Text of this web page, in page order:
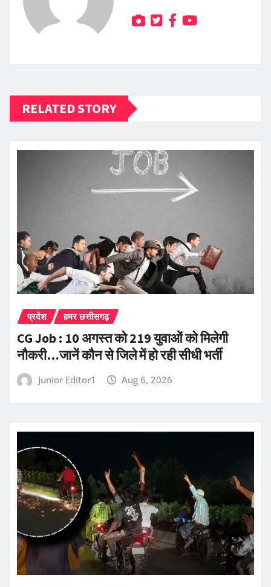
RELATED STORY
प्रदेश हमर छत्तीसगढ़
CG Job : 10 अगस्त को 219 युवाओं को मिलेगी
नौकरी…जानें कौन से जिले में हो रही सीधी भर्ती
Junior Editor1 Aug 6, 2026